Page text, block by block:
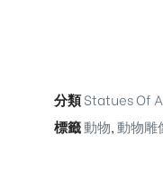
分類Statues Of
標籤動物,動物雕